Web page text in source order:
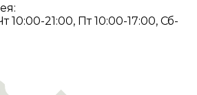
10:00-21:00, Пт 10:00-17:00, Сб-